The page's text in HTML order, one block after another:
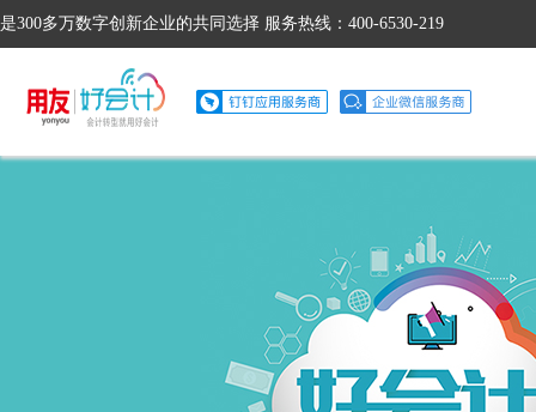
是300多万数字创新企业的共同选择 服务热线：400-6530-219